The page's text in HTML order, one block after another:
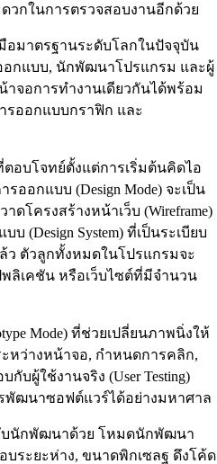
วกในการตรวจสอบงานอีกด้วย
อมาตรฐานระดับโลกในปัจจุบัน
อกแบบ, นักพัฒนาโปรแกรม และผู้
จอการทำงานเดียวกันได้พร้อม
รออกแบบกราฟิก และ
อบโจทย์ตั้งแต่การเริ่มต้นคิดไอ
ออกแบบ (Design Mode) จะเป็น
โครงสร้างหน้าเว็บ (Wireframe)
(Design System) ที่เป็นระเบียบ
ว ตัวลูกทั้งหมดในโปรแกรมจะ
ลิเคชัน หรือเว็บไซต์ที่มีจำนวน
Mode) ที่ช่วยเปลี่ยนภาพนิ่งให้
หว่างหน้าจอ, กำหนดการคลิก,
บผู้ใช้งานจริง (User Testing)
พัฒนาซอฟต์แวร์ได้อย่างมหาศาล
บนักพัฒนาด้วย โหมดนักพัฒนา
บระยะห่าง, ขนาดพิกเซลฐ ดึงโค้ด